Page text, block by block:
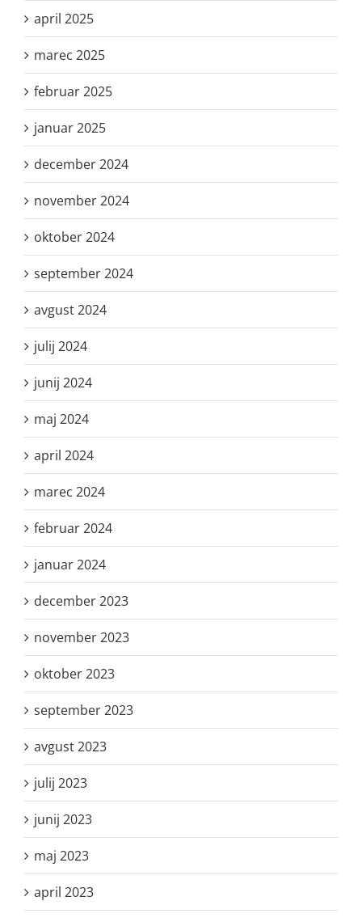
april 2025
marec 2025
februar 2025
januar 2025
december 2024
november 2024
oktober 2024
september 2024
avgust 2024
julij 2024
junij 2024
maj 2024
april 2024
marec 2024
februar 2024
januar 2024
december 2023
november 2023
oktober 2023
september 2023
avgust 2023
julij 2023
junij 2023
maj 2023
april 2023